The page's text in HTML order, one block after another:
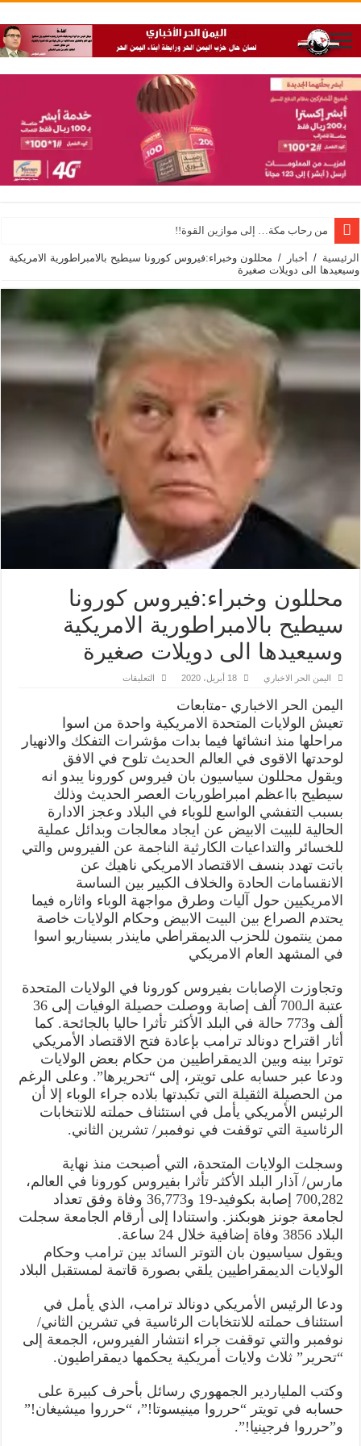
من رحاب مكة… إلى موازين القوة!!
الرئيسية / أخبار / محللون وخبراء:فيروس كورونا سيطيح بالامبراطورية الامريكية
وسيعيدها الى دويلات صغيرة
محللون وخبراء:فيروس كورونا
سيطيح بالامبراطورية الامريكية
وسيعيدها الى دويلات صغيرة
اليمن الحر الاخباري 18 أبريل، 2020 التعليقات
سيطيح
بالامبراطورية
الامريكية
وسيعيدها
الى
دويلات
صغيرة
مغلقة
اليمن الحر الاخباري -متابعات
تعيش الولايات المتحدة الامريكية واحدة من اسوا
مراحلها منذ انشائها فيما بدات مؤشرات التفكك والانهيار
لوحدتها الاقوى في العالم الحديث تلوح في الافق
ويقول محللون سياسيون بان فيروس كورونا يبدو انه
سيطيح بااعظم امبراطوريات العصر الحديث وذلك
بسبب التفشي الواسع للوباء في البلاد وعجز الادارة
الحالية للبيت الابيض عن ايجاد معالجات وبدائل عملية
للخسائر والتداعيات الكارثية الناجمة عن الفيروس والتي
باتت تهدد بنسف الاقتصاد الامريكي ناهيك عن
الانقسامات الحادة والخلاف الكبير بين الساسة
الامريكيين حول آليات وطرق مواجهة الوباء واثاره فيما
يحتدم الصراع بين البيت الابيض وحكام الولايات خاصة
ممن ينتمون للحزب الديمقراطي ماينذر بسيناريو اسوا
في المشهد العام الامريكي
وتجاوزت الإصابات بفيروس كورونا في الولايات المتحدة
عتبة الـ700 ألف إصابة ووصلت حصيلة الوفيات إلى 36
ألف و773 حالة في البلد الأكثر تأثرا حاليا بالجائحة. كما
أثار اقتراح دونالد ترامب بإعادة فتح الاقتصاد الأمريكي
توترا بينه وبين الديمقراطيين من حكام بعض الولايات
ودعا عبر حسابه على تويتر، إلى “تحريرها”. وعلى الرغم
من الحصيلة الثقيلة التي تكبدتها بلاده جراء الوباء إلا أن
الرئيس الأمريكي يأمل في استئناف حملته للانتخابات
الرئاسية التي توقفت في نوفمبر/ تشرين الثاني.
وسجلت الولايات المتحدة، التي أصبحت منذ نهاية
مارس/ آذار البلد الأكثر تأثرا بفيروس كورونا في العالم،
700,282 إصابة بكوفيد-19 و36,773 وفاة وفق تعداد
لجامعة جونز هوبكنز. واستنادا إلى أرقام الجامعة سجلت
البلاد 3856 وفاة إضافية خلال 24 ساعة.
ويقول سياسيون بان التوتر السائد بين ترامب وحكام
الولايات الديمقراطيين يلقي بصورة قاتمة لمستقبل البلاد
ودعا الرئيس الأمريكي دونالد ترامب، الذي يأمل في
استئناف حملته للانتخابات الرئاسية في تشرين الثاني/
نوفمبر والتي توقفت جراء انتشار الفيروس، الجمعة إلى
“تحرير” ثلاث ولايات أمريكية يحكمها ديمقراطيون.
وكتب الملياردير الجمهوري رسائل بأحرف كبيرة على
حسابه في تويتر “حرروا مينيسوتا!”، “حرروا ميشيغان!”
و”حرروا فرجينيا!”.